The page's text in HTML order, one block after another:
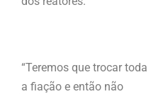
“Teremos que trocar toda
a fiação e então não